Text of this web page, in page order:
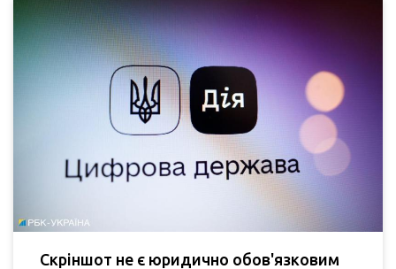
Скріншот не є юридично обов'язковим